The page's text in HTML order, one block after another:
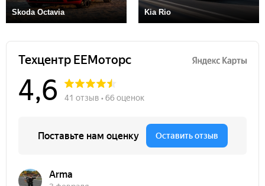
Skoda Octavia Kia Rio